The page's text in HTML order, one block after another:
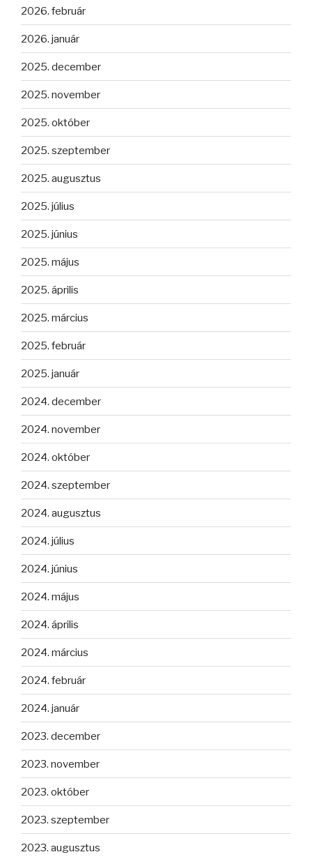
2026. február
2026. január
2025. december
2025. november
2025. október
2025. szeptember
2025. augusztus
2025. július
2025. június
2025. május
2025. április
2025. március
2025. február
2025. január
2024. december
2024. november
2024. október
2024. szeptember
2024. augusztus
2024. július
2024. június
2024. május
2024. április
2024. március
2024. február
2024. január
2023. december
2023. november
2023. október
2023. szeptember
2023. augusztus